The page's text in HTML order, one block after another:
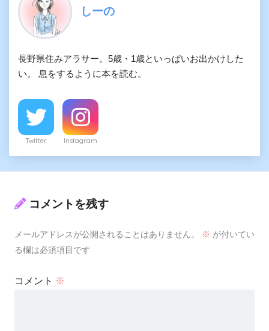
しーの
長野県住みアラサー。5歳・1歳といっぱいお出かけした
い。 息をするように本を読む。
Twitter Instagram
コメントを残す
メールアドレスが公開されることはありません。 ※ が付いてい
る欄は必須項目です
コメント ※